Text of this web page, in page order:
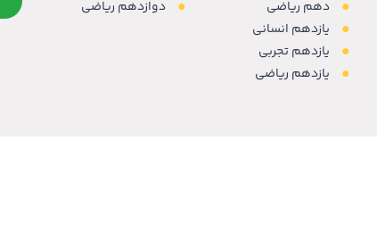
دهم ریاضی
یازدهم انسانی
یازدهم تجربی
یازدهم ریاضی
دوازدهم ریاضی